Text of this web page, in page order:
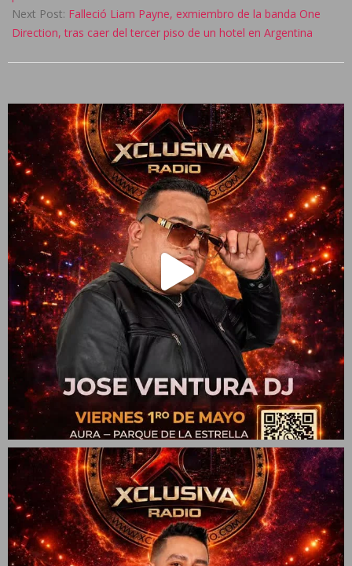
Next Post: Falleció Liam Payne, exmiembro de la banda One
Direction, tras caer del tercer piso de un hotel en Argentina